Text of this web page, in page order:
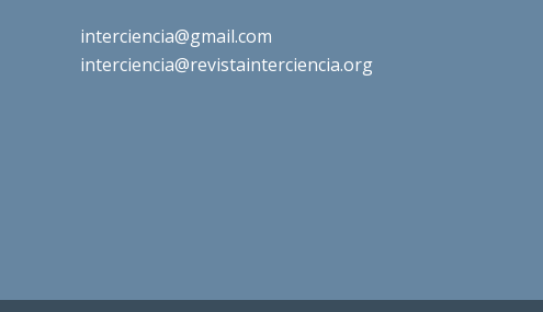
interciencia@gmail.com
interciencia@revistainterciencia.org